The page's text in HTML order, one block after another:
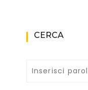
CERCA